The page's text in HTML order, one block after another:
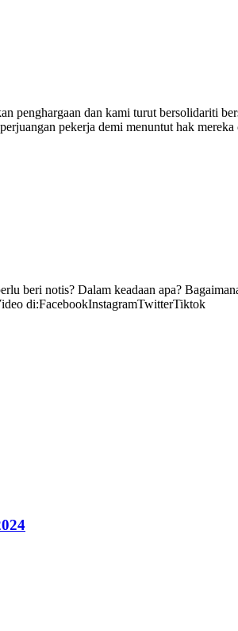
penghargaan dan kami turut bersolidariti
pekerja demi menuntut hak
beri notis? Dalam keadaan apa?
di:FacebookInstagramTwitterTiktok